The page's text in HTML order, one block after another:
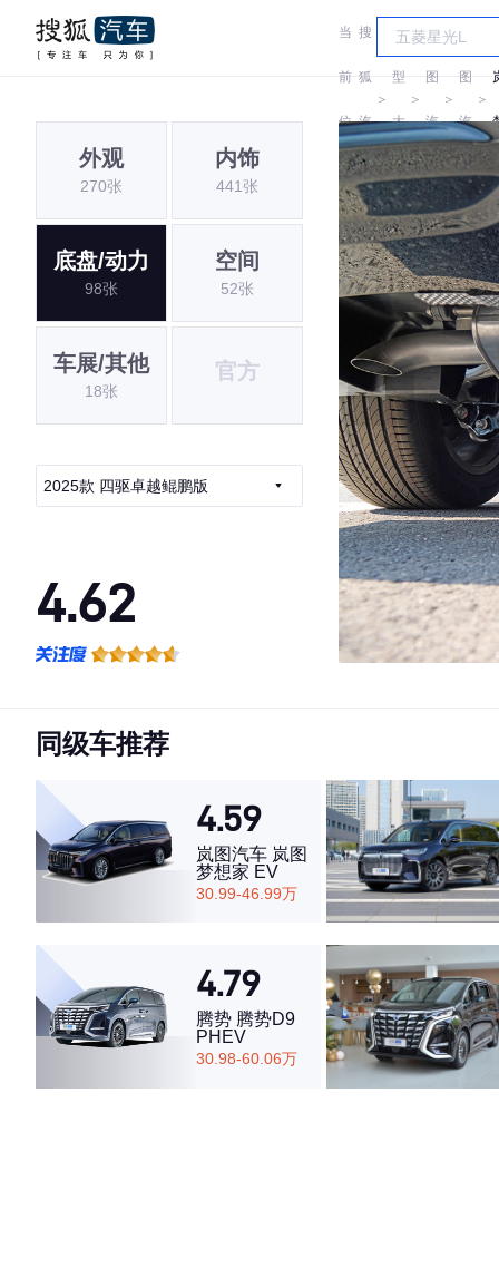
当
前
位
置:
搜
狐
汽
车
＞
车
型
大
全
＞
岚
图
汽
车
＞
岚
图
汽
车
＞
外观
270张
内饰
441张
底盘/动力
98张
空间
52张
车展/其他
18张
官方
2025款 四驱卓越鲲鹏版
4.62
·空间表现一般，低于84%同级车
同级车推荐
4.59
岚图汽车 岚图
梦想家 EV
30.99-46.99万
4.79
腾势 腾势D9
PHEV
30.98-60.06万